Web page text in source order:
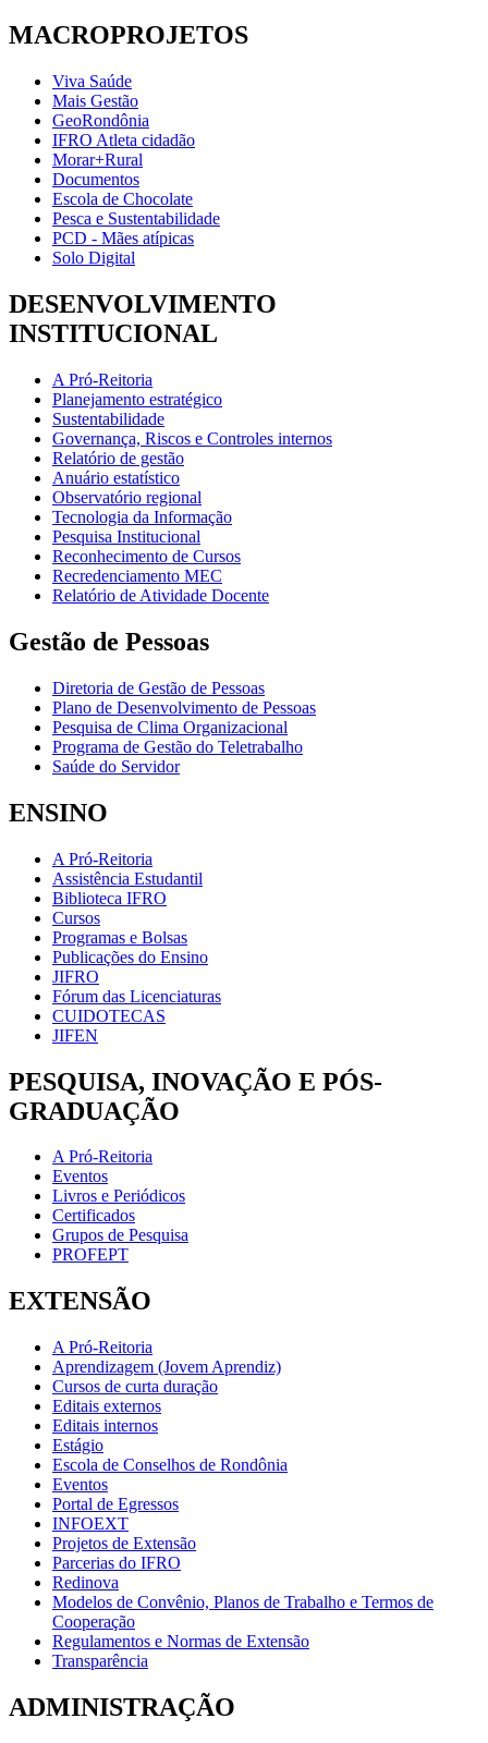
MACROPROJETOS
Viva Saúde
Mais Gestão
GeoRondônia
IFRO Atleta cidadão
Morar+Rural
Documentos
Escola de Chocolate
Pesca e Sustentabilidade
PCD - Mães atípicas
Solo Digital
DESENVOLVIMENTO
INSTITUCIONAL
A Pró-Reitoria
Planejamento estratégico
Sustentabilidade
Governança, Riscos e Controles internos
Relatório de gestão
Anuário estatístico
Observatório regional
Tecnologia da Informação
Pesquisa Institucional
Reconhecimento de Cursos
Recredenciamento MEC
Relatório de Atividade Docente
Gestão de Pessoas
Diretoria de Gestão de Pessoas
Plano de Desenvolvimento de Pessoas
Pesquisa de Clima Organizacional
Programa de Gestão do Teletrabalho
Saúde do Servidor
ENSINO
A Pró-Reitoria
Assistência Estudantil
Biblioteca IFRO
Cursos
Programas e Bolsas
Publicações do Ensino
JIFRO
Fórum das Licenciaturas
CUIDOTECAS
JIFEN
PESQUISA, INOVAÇÃO E PÓS-
GRADUAÇÃO
A Pró-Reitoria
Eventos
Livros e Periódicos
Certificados
Grupos de Pesquisa
PROFEPT
EXTENSÃO
A Pró-Reitoria
Aprendizagem (Jovem Aprendiz)
Cursos de curta duração
Editais externos
Editais internos
Estágio
Escola de Conselhos de Rondônia
Eventos
Portal de Egressos
INFOEXT
Projetos de Extensão
Parcerias do IFRO
Redinova
Modelos de Convênio, Planos de Trabalho e Termos de
Cooperação
Regulamentos e Normas de Extensão
Transparência
ADMINISTRAÇÃO